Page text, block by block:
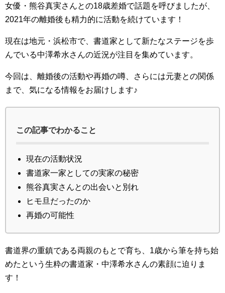
女優・熊谷真実さんとの18歳差婚で話題を呼びましたが、
2021年の離婚後も精力的に活動を続けています！
現在は地元・浜松市で、書道家として新たなステージを歩
んでいる中澤希水さんの近況が注目を集めています。
今回は、離婚後の活動や再婚の噂、さらには元妻との関係
まで、気になる情報をお届けします♪
この記事でわかること
現在の活動状況
書道家一家としての実家の秘密
熊谷真実さんとの出会いと別れ
ヒモ旦だったのか
再婚の可能性
書道界の重鎮である両親のもとで育ち、1歳から筆を持ち始
めたという生粋の書道家・中澤希水さんの素顔に迫りま
す！